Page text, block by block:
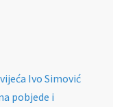
Ivo Simović
pobjede i